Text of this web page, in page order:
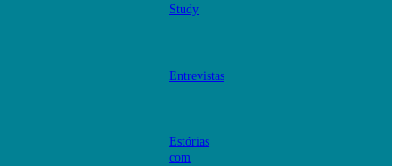
Study
Entrevistas
Estórias
com